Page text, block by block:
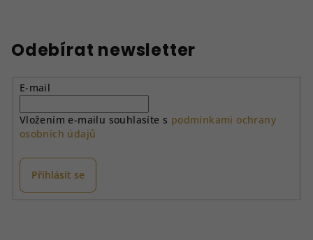
Odebírat newsletter
E-mail
Vložením e-mailu souhlasíte s podmínkami ochrany
osobních údajů
Přihlásit se